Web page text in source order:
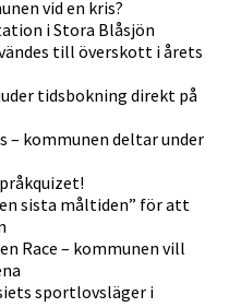
vid en kris?
i Stora Blåsjön
till överskott i årets
tidsbokning direkt på
– kommunen deltar under
sista måltiden” för att
Race – kommunen vill
sportlovsläger i